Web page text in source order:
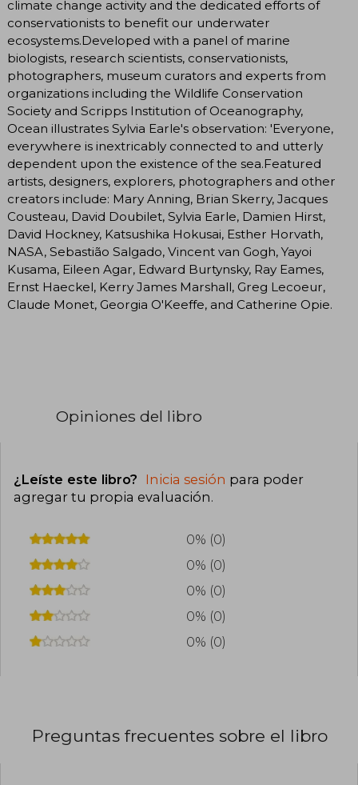
climate change activity and the dedicated efforts of
conservationists to benefit our underwater
ecosystems.Developed with a panel of marine
biologists, research scientists, conservationists,
photographers, museum curators and experts from
organizations including the Wildlife Conservation
Society and Scripps Institution of Oceanography,
Ocean illustrates Sylvia Earle's observation: 'Everyone,
everywhere is inextricably connected to and utterly
dependent upon the existence of the sea.Featured
artists, designers, explorers, photographers and other
creators include: Mary Anning, Brian Skerry, Jacques
Cousteau, David Doubilet, Sylvia Earle, Damien Hirst,
David Hockney, Katsushika Hokusai, Esther Horvath,
NASA, Sebastião Salgado, Vincent van Gogh, Yayoi
Kusama, Eileen Agar, Edward Burtynsky, Ray Eames,
Ernst Haeckel, Kerry James Marshall, Greg Lecoeur,
Claude Monet, Georgia O'Keeffe, and Catherine Opie.
Opiniones del libro
¿Leíste este libro? Inicia sesión para poder
agregar tu propia evaluación.
0% (0)
0% (0)
0% (0)
0% (0)
0% (0)
Preguntas frecuentes sobre el libro